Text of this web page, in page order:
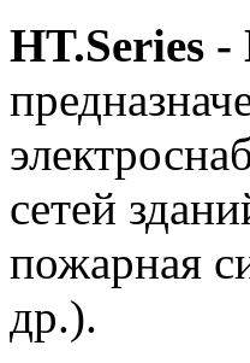
HT.Series -
сетей
пожарная
др.).